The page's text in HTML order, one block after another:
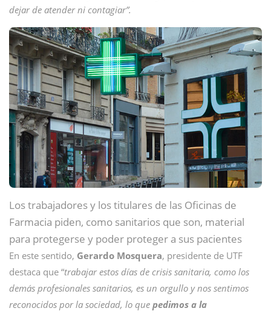
dejar de atender ni contagiar”.
Los trabajadores y los titulares de las Oficinas de
Farmacia piden, como sanitarios que son, material
para protegerse y poder proteger a sus pacientes
En este sentido, Gerardo Mosquera, presidente de UTF
destaca que “trabajar estos días de crisis sanitaria, como los
demás profesionales sanitarios, es un orgullo y nos sentimos
reconocidos por la sociedad, lo que pedimos a la